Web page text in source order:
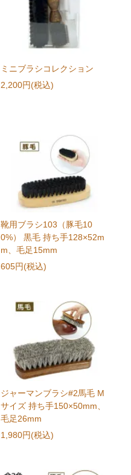
ミニブラシコレクション
2,200円(税込)
靴用ブラシ103（豚毛10
0%） 黒毛 持ち手128×52m
m、毛足15mm
605円(税込)
ジャーマンブラシ#2馬毛 M
サイズ 持ち手150×50mm、
毛足26mm
1,980円(税込)